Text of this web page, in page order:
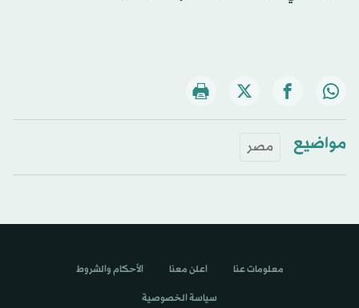
مواضيع مصر
معلومات عنا اعلن معنا الأحكام والشروط
سياسة الخصوصية